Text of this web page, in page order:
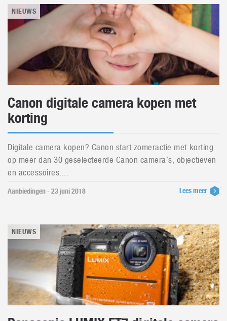
NIEUWS
Canon digitale camera kopen met
korting
Digitale camera kopen? Canon start zomeractie met korting
op meer dan 30 geselecteerde Canon camera’s, objectieven
en accessoires....
Aanbiedingen - 23 juni 2018 Lees meer
NIEUWS